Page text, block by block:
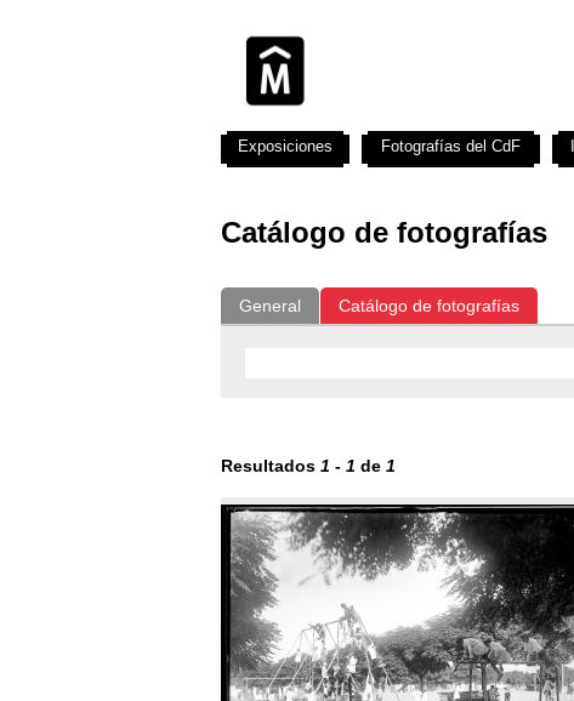
Catálogo de fotografías
General Catálogo de fotografías
Resultados 1 - 1 de 1
Exposiciones Fotografías del CdF